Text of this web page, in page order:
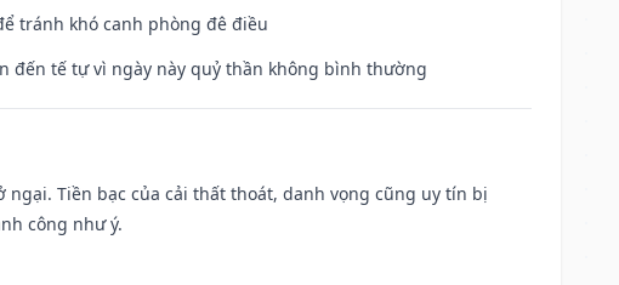
tránh khó canh phòng đê điều
đến tế tự vì ngày này quỷ thần không bình thường
Tiền bạc của cải thất thoát, danh vọng cũng uy tín bị
công như ý.